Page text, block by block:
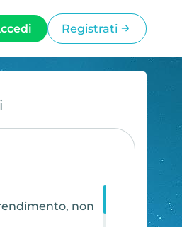
Registrati
non